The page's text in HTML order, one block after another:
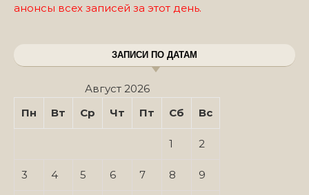
анонсы всех записей за этот день.
ЗАПИСИ ПО ДАТАМ
Август 2026
Пн
Вт Ср Чт Пт Сб Вс
1 2
3 4 5 6 7 8 9